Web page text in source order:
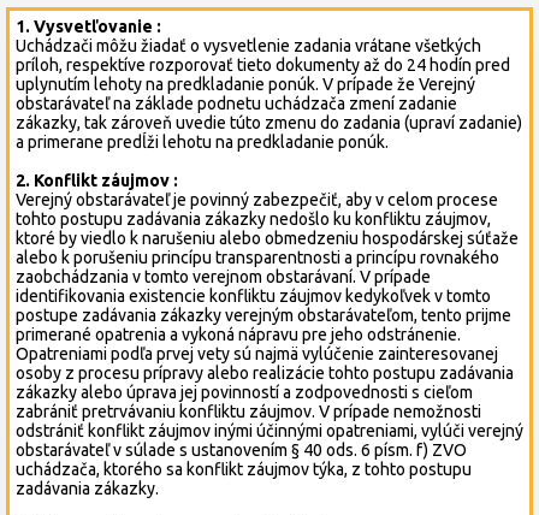
1. Vysvetľovanie :
Uchádzači môžu žiadať o vysvetlenie zadania vrátane všetkých
príloh, respektíve rozporovať tieto dokumenty až do 24 hodín pred
uplynutím lehoty na predkladanie ponúk. V prípade že Verejný
obstarávateľ na základe podnetu uchádzača zmení zadanie
zákazky, tak zároveň uvedie túto zmenu do zadania (upraví zadanie)
a primerane predĺži lehotu na predkladanie ponúk.
2. Konflikt záujmov :
Verejný obstarávateľ je povinný zabezpečiť, aby v celom procese
tohto postupu zadávania zákazky nedošlo ku konfliktu záujmov,
ktoré by viedlo k narušeniu alebo obmedzeniu hospodárskej súťaže
alebo k porušeniu princípu transparentnosti a princípu rovnakého
zaobchádzania v tomto verejnom obstarávaní. V prípade
identifikovania existencie konfliktu záujmov kedykoľvek v tomto
postupe zadávania zákazky verejným obstarávateľom, tento prijme
primerané opatrenia a vykoná nápravu pre jeho odstránenie.
Opatreniami podľa prvej vety sú najmä vylúčenie zainteresovanej
osoby z procesu prípravy alebo realizácie tohto postupu zadávania
zákazky alebo úprava jej povinností a zodpovednosti s cieľom
zabrániť pretrvávaniu konfliktu záujmov. V prípade nemožnosti
odstrániť konflikt záujmov inými účinnými opatreniami, vylúči verejný
obstarávateľ v súlade s ustanovením § 40 ods. 6 písm. f) ZVO
uchádzača, ktorého sa konflikt záujmov týka, z tohto postupu
zadávania zákazky.